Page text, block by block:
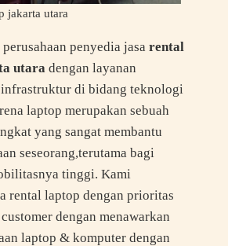
jakarta utara
penyedia jasa rental
utara dengan layanan
infrastruktur di bidang teknologi
laptop merupakan sebuah
yang sangat membantu
seseorang,terutama bagi
tinggi. Kami
rental laptop dengan prioritas
dengan menawarkan
laptop & komputer dengan